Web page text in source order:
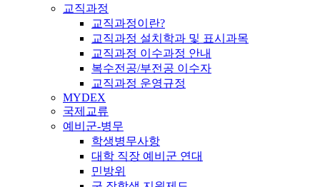
교직과정
교직과정이란?
교직과정 설치학과 및 표시과목
교직과정 이수과정 안내
복수전공/부전공 이수자
교직과정 운영규정
MYDEX
국제교류
예비군-병무
학생병무사항
대학 직장 예비군 연대
민방위